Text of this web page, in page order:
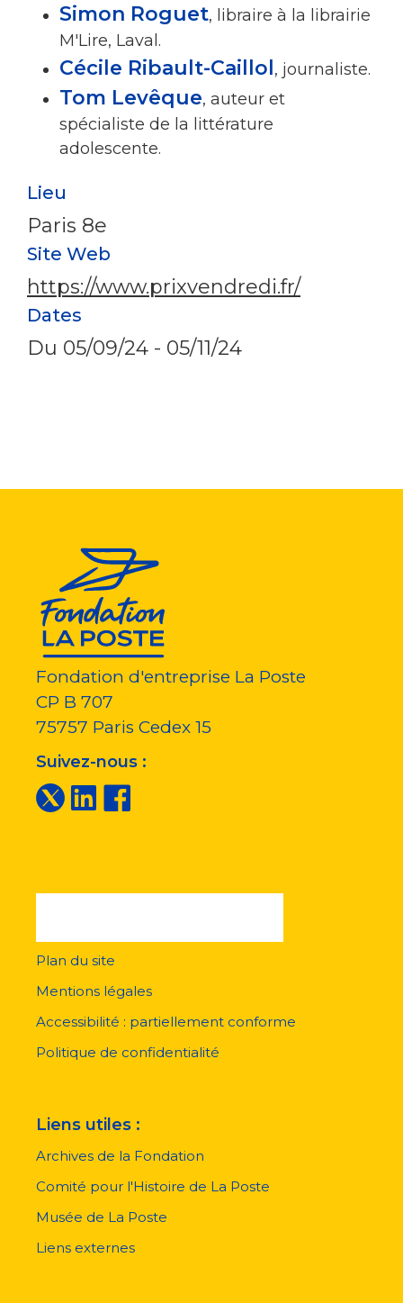
Simon Roguet, libraire à la librairie
M'Lire, Laval.
Cécile Ribault-Caillol, journaliste.
Tom Levêque, auteur et
spécialiste de la littérature
adolescente.
Lieu
Paris 8e
Site Web
https://www.prixvendredi.fr/
Dates
Du 05/09/24 - 05/11/24
Fondation d'entreprise La Poste
CP B 707
75757 Paris Cedex 15
Suivez-nous :
pied
page
Plan du site
Mentions légales
Accessibilité : partiellement conforme
Politique de confidentialité
Liens utiles :
Archives de la Fondation
Comité pour l'Histoire de La Poste
Musée de La Poste
Liens externes